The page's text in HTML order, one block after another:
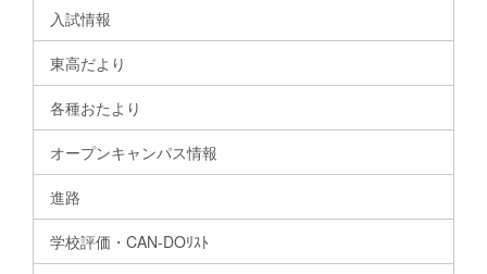
入試情報
東高だより
各種おたより
オープンキャンパス情報
進路
学校評価・CAN-DOﾘｽﾄ